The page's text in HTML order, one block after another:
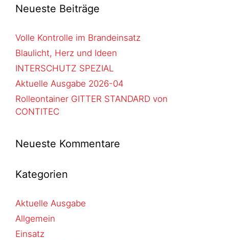
Neueste Beiträge
Volle Kontrolle im Brandeinsatz
Blaulicht, Herz und Ideen
INTERSCHUTZ SPEZIAL
Aktuelle Ausgabe 2026-04
Rolleontainer GITTER STANDARD von
CONTITEC
Neueste Kommentare
Kategorien
Aktuelle Ausgabe
Allgemein
Einsatz